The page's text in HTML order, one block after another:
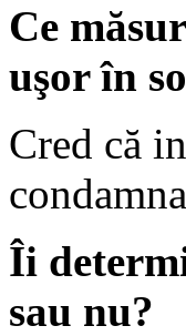
Ce
uşor în
Cred că
Îi
sau nu?